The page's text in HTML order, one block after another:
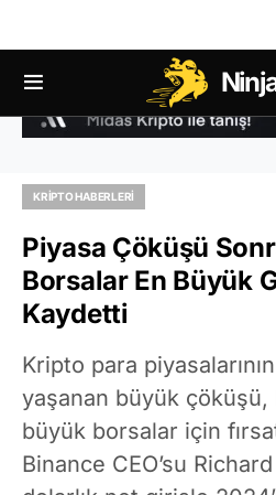
KRIPTO HABERLERI
Piyasa Çöküşü
Borsalar En Büyük
Kaydetti
Kripto para
yaşanan büyük
büyük borsalar için
Binance CEO’su